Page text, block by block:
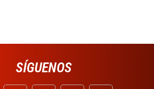
SÍGUENOS